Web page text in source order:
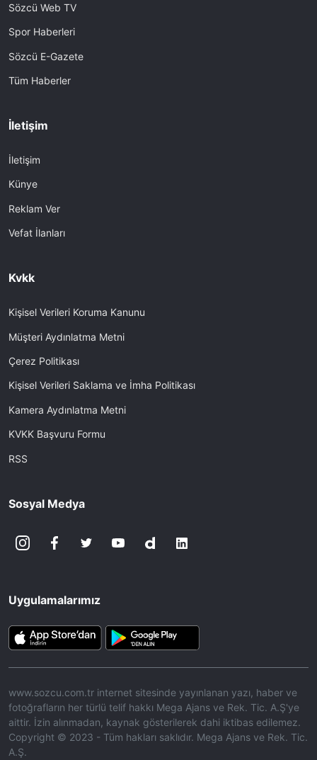
Sözcü Web TV
Spor Haberleri
Sözcü E-Gazete
Tüm Haberler
İletişim
İletişim
Künye
Reklam Ver
Vefat İlanları
Kvkk
Kişisel Verileri Koruma Kanunu
Müşteri Aydınlatma Metni
Çerez Politikası
Kişisel Verileri Saklama ve İmha Politikası
Kamera Aydınlatma Metni
KVKK Başvuru Formu
RSS
Sosyal Medya
Uygulamalarımız
www.sozcu.com.tr internet sitesinde yayınlanan yazı, haber ve
fotoğrafların her türlü telif hakkı Mega Ajans ve Rek. Tic. A.Ş'ye
aittir. İzin alınmadan, kaynak gösterilerek dahi iktibas edilemez.
Copyright © 2023 - Tüm hakları saklıdır. Mega Ajans ve Rek. Tic.
A.Ş.